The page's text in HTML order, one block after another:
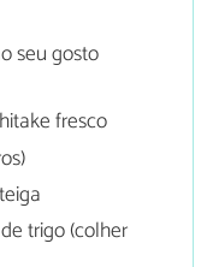
seu gosto
fresco
trigo (colher